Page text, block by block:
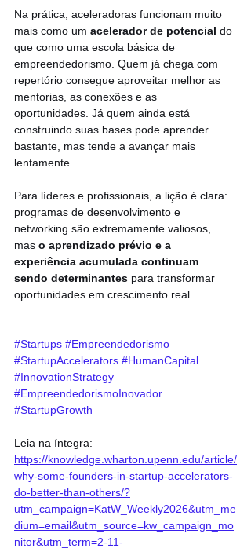
Na prática, aceleradoras funcionam muito
mais como um acelerador de potencial do
que como uma escola básica de
empreendedorismo. Quem já chega com
repertório consegue aproveitar melhor as
mentorias, as conexões e as
oportunidades. Já quem ainda está
construindo suas bases pode aprender
bastante, mas tende a avançar mais
lentamente.
Para líderes e profissionais, a lição é clara:
programas de desenvolvimento e
networking são extremamente valiosos,
mas o aprendizado prévio e a
experiência acumulada continuam
sendo determinantes para transformar
oportunidades em crescimento real.
#Startups #Empreendedorismo
#StartupAccelerators #HumanCapital
#InnovationStrategy
#EmpreendedorismoInovador
#StartupGrowth
Leia na íntegra:
https://knowledge.wharton.upenn.edu/article/
why-some-founders-in-startup-accelerators-
do-better-than-others/?
utm_campaign=KatW_Weekly2026&utm_me
dium=email&utm_source=kw_campaign_mo
nitor&utm_term=2-11-